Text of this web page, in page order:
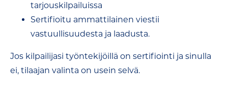
tarjouskilpailuissa
Sertifioitu ammattilainen viestii
vastuullisuudesta ja laadusta.
Jos kilpailijasi työntekijöillä on sertifiointi ja sinulla
ei, tilaajan valinta on usein selvä.